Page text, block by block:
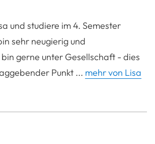
und studiere im 4. Semester
sehr neugierig und
gerne unter Gesellschaft - dies
Punkt ... mehr von Lisa